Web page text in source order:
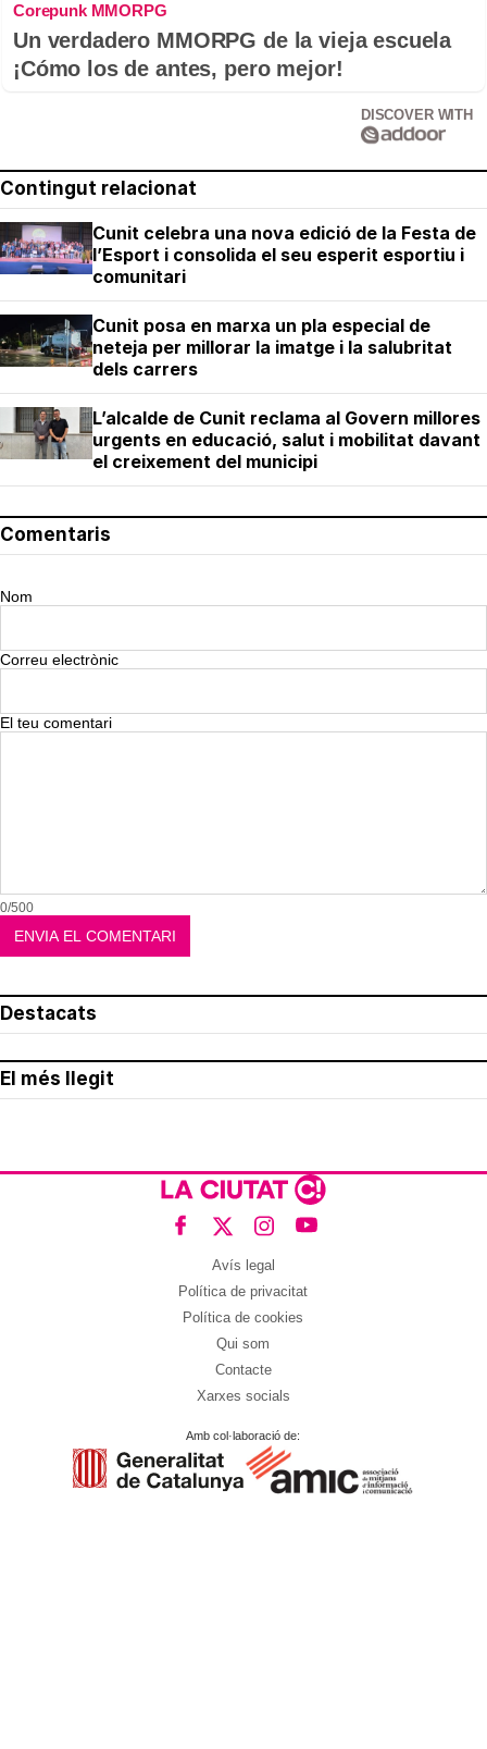
Corepunk MMORPG
Un verdadero MMORPG de la vieja escuela
¡Cómo los de antes, pero mejor!
DISCOVER WITH
Contingut relacionat
Cunit celebra una nova edició de la Festa de
l’Esport i consolida el seu esperit esportiu i
comunitari
Cunit posa en marxa un pla especial de
neteja per millorar la imatge i la salubritat
dels carrers
L’alcalde de Cunit reclama al Govern millores
urgents en educació, salut i mobilitat davant
el creixement del municipi
Comentaris
Nom
Correu electrònic
El teu comentari
0/500
Destacats
El més llegit
Avís legal
Política de privacitat
Política de cookies
Qui som
Contacte
Xarxes socials
Amb col·laboració de: